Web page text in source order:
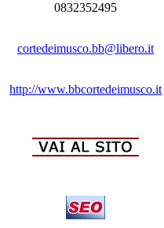
0832352495
cortedeimusco.bb@libero.it
http://www.bbcortedeimusco.it